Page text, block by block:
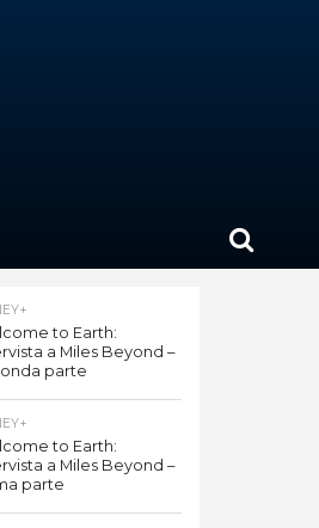
to Earth:
a Miles Beyond –
parte
to Earth:
a Miles Beyond –
parte